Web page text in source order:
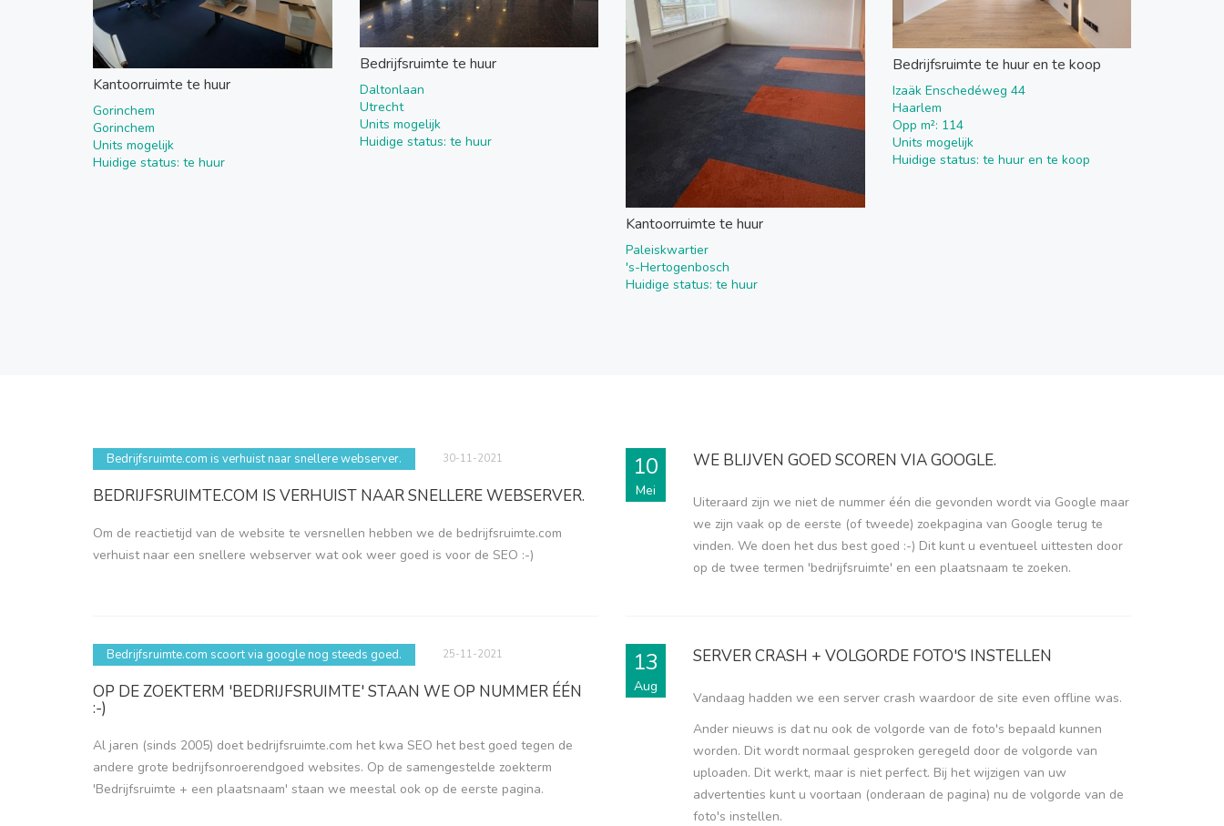
Kantoorruimte te huur
Gorinchem
Gorinchem
Units mogelijk
Huidige status: te huur
Bedrijfsruimte te huur
Daltonlaan
Utrecht
Units mogelijk
Huidige status: te huur
Kantoorruimte te huur
Paleiskwartier
's-Hertogenbosch
Huidige status: te huur
Bedrijfsruimte te huur en te koop
Izaäk Enschedéweg 44
Haarlem
Opp m²: 114
Units mogelijk
Huidige status: te huur en te koop
Bedrijfsruimte.com is verhuist naar snellere webserver. 30-11-2021
BEDRIJFSRUIMTE.COM IS VERHUIST NAAR SNELLERE WEBSERVER.
Om de reactietijd van de website te versnellen hebben we de bedrijfsruimte.com
verhuist naar een snellere webserver wat ook weer goed is voor de SEO :-)
Bedrijfsruimte.com scoort via google nog steeds goed. 25-11-2021
OP DE ZOEKTERM 'BEDRIJFSRUIMTE' STAAN WE OP NUMMER ÉÉN
:-)
Al jaren (sinds 2005) doet bedrijfsruimte.com het kwa SEO het best goed tegen de
andere grote bedrijfsonroerendgoed websites. Op de samengestelde zoekterm
'Bedrijfsruimte + een plaatsnaam' staan we meestal ook op de eerste pagina.
10
Mei
WE BLIJVEN GOED SCOREN VIA GOOGLE.
Uiteraard zijn we niet de nummer één die gevonden wordt via Google maar
we zijn vaak op de eerste (of tweede) zoekpagina van Google terug te
vinden. We doen het dus best goed :-) Dit kunt u eventueel uittesten door
op de twee termen 'bedrijfsruimte' en een plaatsnaam te zoeken.
13
Aug
SERVER CRASH + VOLGORDE FOTO'S INSTELLEN
Vandaag hadden we een server crash waardoor de site even offline was.
Ander nieuws is dat nu ook de volgorde van de foto's bepaald kunnen
worden. Dit wordt normaal gesproken geregeld door de volgorde van
uploaden. Dit werkt, maar is niet perfect. Bij het wijzigen van uw
advertenties kunt u voortaan (onderaan de pagina) nu de volgorde van de
foto's instellen.